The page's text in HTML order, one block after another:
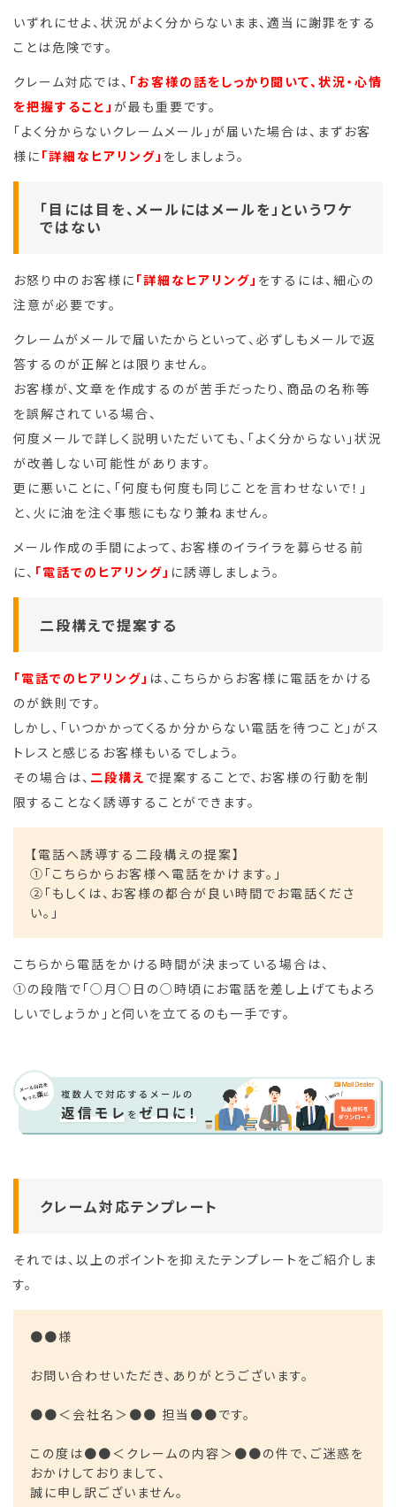
いずれにせよ、状況がよく分からないまま、適当に謝罪をする
ことは危険です。
クレーム対応では、 「お客様の話をしっかり聞いて、状況・心情
を把握すること」 が最も重要です。
「よく分からないクレームメール」が届いた場合は、まずお客
様に 「詳細なヒアリング」 をしましょう。
「目には目を、メールにはメールを」というワケ
ではない
お怒り中のお客様に 「詳細なヒアリング」 をするには、細心の
注意が必要です。
クレームがメールで届いたからといって、必ずしもメールで返
答するのが正解とは限りません。
お客様が、文章を作成するのが苦手だったり、商品の名称等
を誤解されている場合、
何度メールで詳しく説明いただいても、「よく分からない」状況
が改善しない可能性があります。
更に悪いことに、「何度も何度も同じことを言わせないで！」
と、火に油を注ぐ事態にもなり兼ねません。
メール作成の手間によって、お客様のイライラを募らせる前
に、 「電話でのヒアリング」 に誘導しましょう。
二段構えで提案する
「電話でのヒアリング」 は、こちらからお客様に電話をかける
のが鉄則です。
しかし、「いつかかってくるか分からない電話を待つこと」がス
トレスと感じるお客様もいるでしょう。
その場合は、 二段構え で提案することで、お客様の行動を制
限することなく誘導することができます。
【電話へ誘導する二段構えの提案】
①「こちらからお客様へ電話をかけます。」
②「もしくは、お客様の都合が良い時間でお電話くださ
い。」
こちらから電話をかける時間が決まっている場合は、
①の段階で「○月○日の○時頃にお電話を差し上げてもよろ
しいでしょうか」と伺いを立てるのも一手です。
クレーム対応テンプレート
それでは、以上のポイントを抑えたテンプレートをご紹介しま
す。
●●様
お問い合わせいただき、ありがとうございます。
●●＜会社名＞●● 担当●●です。
この度は●●＜クレームの内容＞●●の件で、ご迷惑を
おかけしておりまして、
誠に申し訳ございません。